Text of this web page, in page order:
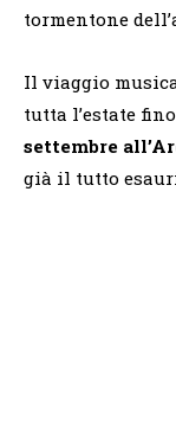
tormentone
Il viaggio
tutta l’estate
settembre
già il tutto